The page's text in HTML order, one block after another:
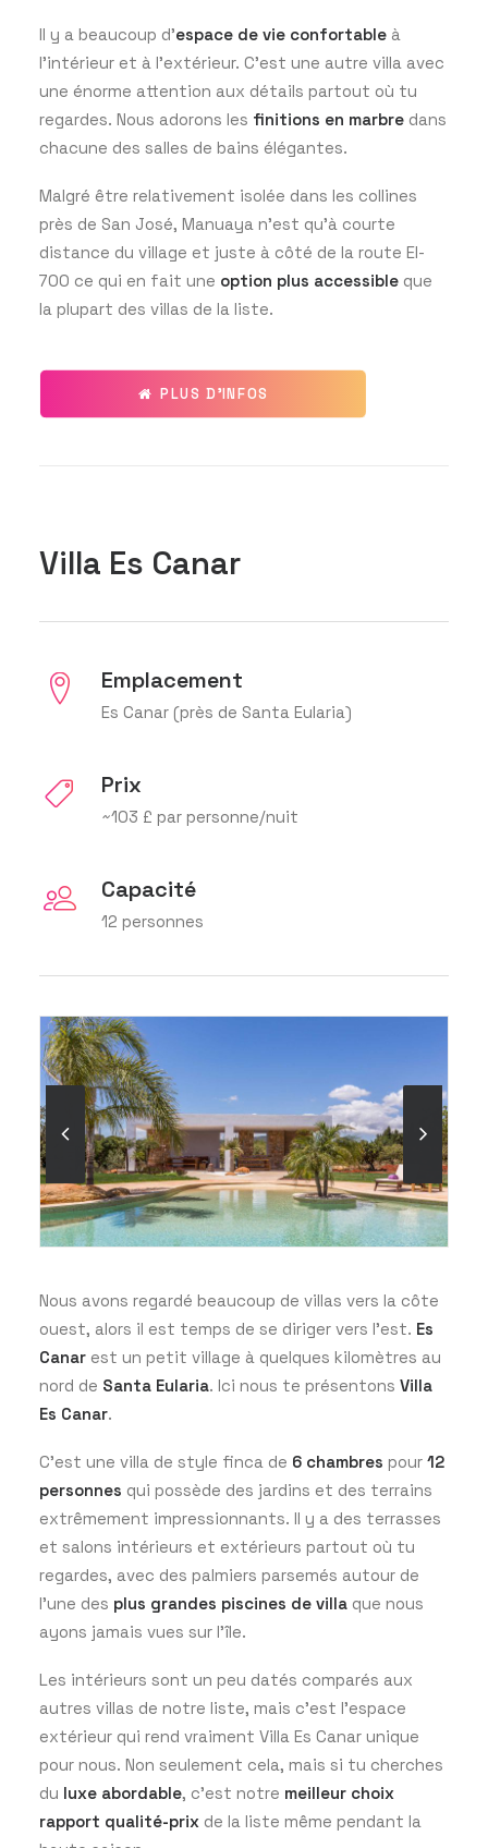
Il y a beaucoup d’espace de vie confortable à
l’intérieur et à l’extérieur. C’est une autre villa avec
une énorme attention aux détails partout où tu
regardes. Nous adorons les finitions en marbre dans
chacune des salles de bains élégantes.
Malgré être relativement isolée dans les collines
près de San José, Manuaya n’est qu’à courte
distance du village et juste à côté de la route EI-
700 ce qui en fait une option plus accessible que
la plupart des villas de la liste.
PLUS D'INFOS
Villa Es Canar
Emplacement
Es Canar (près de Santa Eularia)
Prix
~103 £ par personne/nuit
Capacité
12 personnes
Nous avons regardé beaucoup de villas vers la côte
ouest, alors il est temps de se diriger vers l’est. Es
Canar est un petit village à quelques kilomètres au
nord de Santa Eularia. Ici nous te présentons Villa
Es Canar.
C’est une villa de style finca de 6 chambres pour 12
personnes qui possède des jardins et des terrains
extrêmement impressionnants. Il y a des terrasses
et salons intérieurs et extérieurs partout où tu
regardes, avec des palmiers parsemés autour de
l’une des plus grandes piscines de villa que nous
ayons jamais vues sur l’île.
Les intérieurs sont un peu datés comparés aux
autres villas de notre liste, mais c’est l’espace
extérieur qui rend vraiment Villa Es Canar unique
pour nous. Non seulement cela, mais si tu cherches
du luxe abordable, c’est notre meilleur choix
rapport qualité-prix de la liste même pendant la